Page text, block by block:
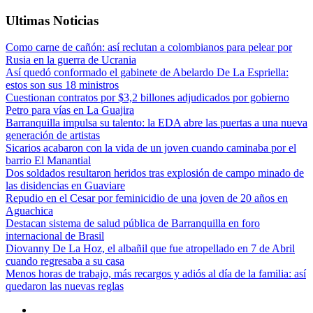
Ultimas Noticias
Como carne de cañón: así reclutan a colombianos para pelear por
Rusia en la guerra de Ucrania
Así quedó conformado el gabinete de Abelardo De La Espriella:
estos son sus 18 ministros
Cuestionan contratos por $3,2 billones adjudicados por gobierno
Petro para vías en La Guajira
Barranquilla impulsa su talento: la EDA abre las puertas a una nueva
generación de artistas
Sicarios acabaron con la vida de un joven cuando caminaba por el
barrio El Manantial
Dos soldados resultaron heridos tras explosión de campo minado de
las disidencias en Guaviare
Repudio en el Cesar por feminicidio de una joven de 20 años en
Aguachica
Destacan sistema de salud pública de Barranquilla en foro
internacional de Brasil
Diovanny De La Hoz, el albañil que fue atropellado en 7 de Abril
cuando regresaba a su casa
Menos horas de trabajo, más recargos y adiós al día de la familia: así
quedaron las nuevas reglas